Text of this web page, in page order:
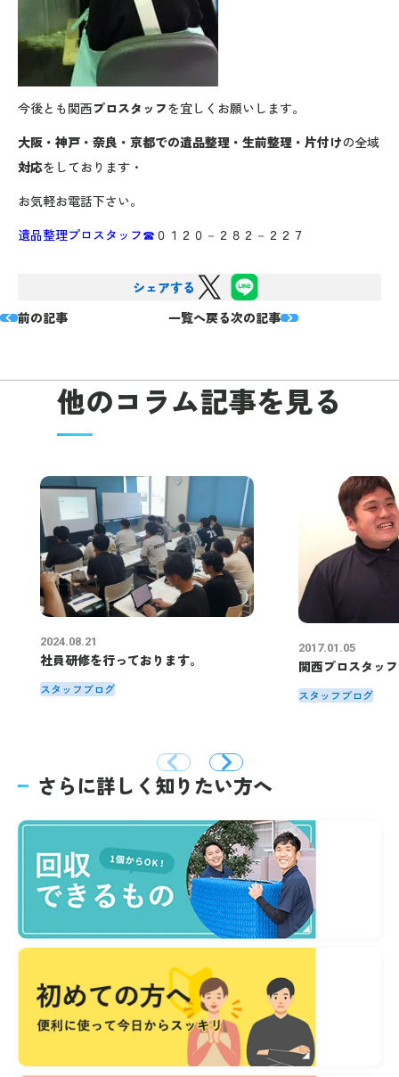
今後とも関西プロスタッフを宜しくお願いします。
大阪・神戸・奈良・京都での遺品整理・生前整理・片付けの全域
対応をしております・
お気軽お電話下さい。
遺品整理プロスタッフ☎ ０１２０－２８２－２２７
シェアする
前の記事
一覧へ戻る次の記事
他のコラム記事を見る
2024.08.21
社員研修を行っております。
スタッフブログ
2017.01.05
関西プロスタッフ
スタッフブログ
さらに詳しく知りたい方へ